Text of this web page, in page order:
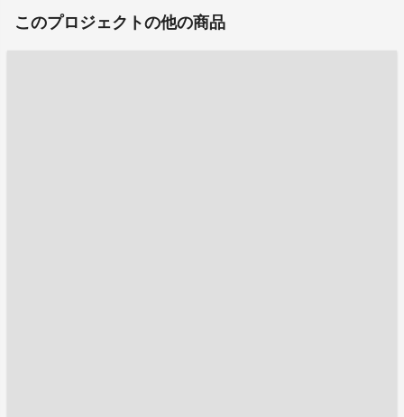
このプロジェクトの他の商品